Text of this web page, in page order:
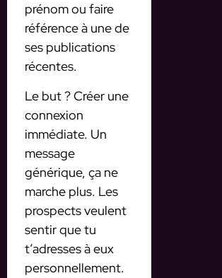
prénom ou faire
référence à une de
ses publications
récentes.
Le but ? Créer une
connexion
immédiate. Un
message
générique, ça ne
marche plus. Les
prospects veulent
sentir que tu
t’adresses à eux
personnellement.